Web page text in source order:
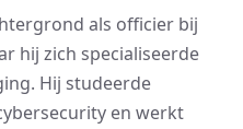
als officier bij
hij zich specialiseerde
Hij studeerde
en werkt